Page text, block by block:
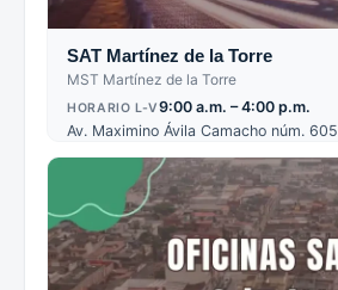
SAT Martínez de la Torre
MST Martínez de la Torre
HORARIO L-V9:00 a.m. – 4:00 p.m.
Av. Maximino Ávila Camacho núm. 605